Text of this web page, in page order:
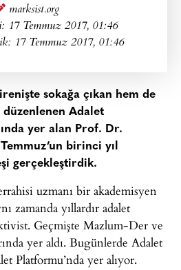
marksist.org
17 Temmuz 2017, 01:46
17 Temmuz 2017, 01:46
sokağa çıkan hem de
Adalet
yer alan Prof. Dr.
birinci yıl
gerçekleştirdik.
uzmanı bir akademisyen
zamanda yıllardır adalet
Geçmişte Mazlum-Der ve
yer aldı. Bugünlerde Adalet
Platformu’nda yer alıyor.